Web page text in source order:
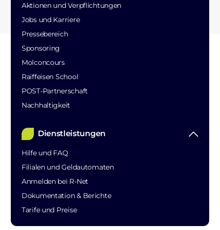
Aktionen und Verpflichtungen
Jobs und Karriere
Pressebereich
Sponsoring
Molconcours
Raiffeisen School
POST-Partnerschaft
Nachhaltigkeit
Dienstleistungen
Hilfe und FAQ
Filialen und Geldautomaten
Anmelden bei R-Net
Dokumentation & Berichte
Tarife und Preise